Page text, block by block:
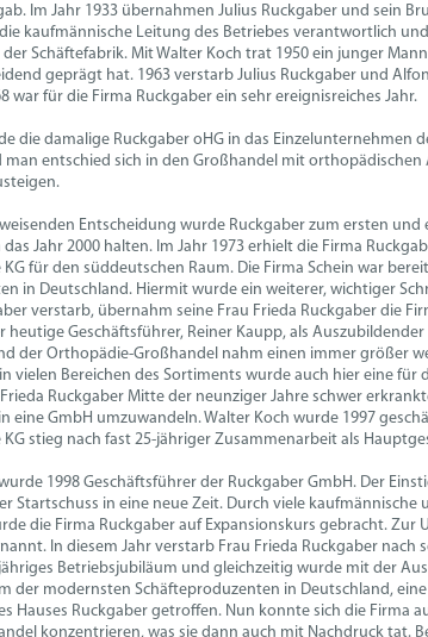
Im Jahr 1933 übernahmen Julius Ruckgaber und sein
kaufmännische Leitung des Betriebes verantwortlich
Schäftefabrik. Mit Walter Koch trat 1950 ein junger
geprägt hat. 1963 verstarb Julius Ruckgaber und
war für die Firma Ruckgaber ein sehr ereignisreiches Jahr.
die damalige Ruckgaber oHG in das Einzelunternehmen
entschied sich in den Großhandel mit
Entscheidung wurde Ruckgaber zum ersten
Jahr 2000 halten. Im Jahr 1973 erhielt die Firma
für den süddeutschen Raum. Die Firma Schein war
in Deutschland. Hiermit wurde ein weiterer, wichtiger
verstarb, übernahm seine Frau Frieda Ruckgaber die
heutige Geschäftsführer, Reiner Kaupp, als
der Orthopädie-Großhandel nahm einen immer größer
vielen Bereichen des Sortiments wurde auch hier eine
Ruckgaber Mitte der neunziger Jahre schwer
eine GmbH umzuwandeln. Walter Koch wurde 1997
stieg nach fast 25-jähriger Zusammenarbeit als
1998 Geschäftsführer der Ruckgaber GmbH. Der
Startschuss in eine neue Zeit. Durch viele
die Firma Ruckgaber auf Expansionskurs gebracht.
In diesem Jahr verstarb Frau Frieda Ruckgaber nach
Betriebsjubiläum und gleichzeitig wurde mit der
der modernsten Schäfteproduzenten in Deutschland,
Hauses Ruckgaber getroffen. Nun konnte sich die Firma
konzentrieren, was sie dann auch mit Nachdruck tat.